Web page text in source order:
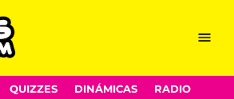
Menu
QUIZZES DINÁMICAS RADIO